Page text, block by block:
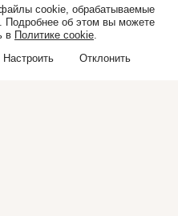
Прицепная техника
ТЕХНИКА CANCELA
cookie, обрабатываемые
Подробнее об этом вы можете
в Политике cookie.
Настроить Отклонить